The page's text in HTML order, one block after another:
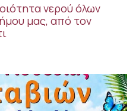
νερού όλων
μας, από τον